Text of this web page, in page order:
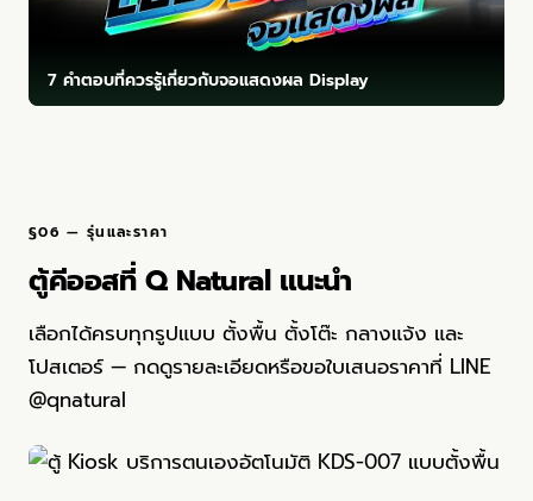
7 คำตอบที่ควรรู้เกี่ยวกับจอแสดงผล Display
§06 — รุ่นและราคา
ตู้คีออสที่ Q Natural แนะนำ
เลือกได้ครบทุกรูปแบบ ตั้งพื้น ตั้งโต๊ะ กลางแจ้ง และ
โปสเตอร์ — กดดูรายละเอียดหรือขอใบเสนอราคาที่ LINE
@qnatural